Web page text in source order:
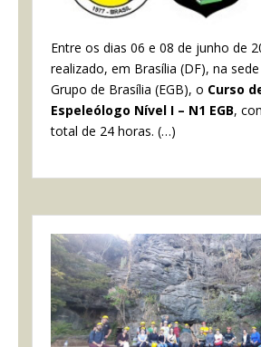
Entre os dias 06 e 08 de junho de
realizado, em Brasília (DF), na
Grupo de Brasília (EGB), o Curso
Espeleólogo Nível I – N1 EGB,
total de 24 horas. (…)